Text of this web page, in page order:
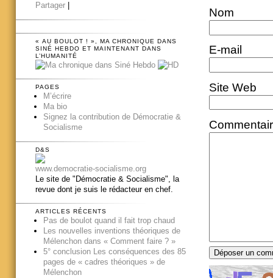
Nom
E-mail
Site Web
Partager
« AU BOULOT ! », MA CHRONIQUE DANS
SINÉ HEBDO ET MAINTENANT DANS
L’HUMANITÉ
PAGES
M’écrire
Ma bio
Signez la contribution de Démocratie &
Socialisme
D&S
www.democratie-socialisme.org
Le site de "Démocratie & Socialisme", la
revue dont je suis le rédacteur en chef.
ARTICLES RÉCENTS
Pas de boulot quand il fait trop chaud
Les nouvelles inventions théoriques de
Mélenchon dans « Comment faire ? »
5° conclusion Les conséquences des 85
pages de « cadres théoriques » de
Mélenchon